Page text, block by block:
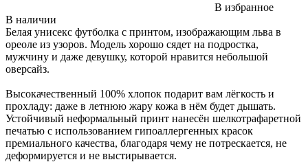
В избранное
В наличии
Белая унисекс футболка с принтом, изображающим льва в
ореоле из узоров. Модель хорошо сядет на подростка,
мужчину и даже девушку, которой нравится небольшой
оверсайз.
Высокачественный 100% хлопок подарит вам лёгкость и
прохладу: даже в летнюю жару кожа в нём будет дышать.
Устойчивый неформальный принт нанесён шелкотрафаретной
печатью с использованием гипоаллергенных красок
премиального качества, благодаря чему не потрескается, не
деформируется и не выстирывается.